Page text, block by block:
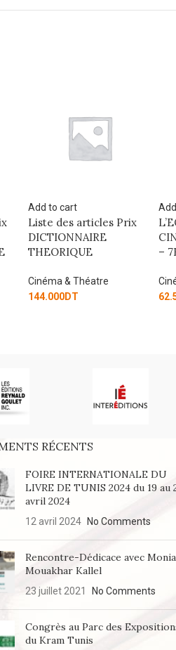
Add to cart
L’ECONOMIE DU
CINEMA EN 50 FICHES
– 7E ED
Cinéma & Théatre
62.550DT
RÉCENTS
FOIRE INTERNATIONALE DU
LIVRE DE TUNIS 2024 du 19 au
avril 2024
12 avril 2024 No Comments
Rencontre-Dédicace avec Monia
Mouakhar Kallel
23 juillet 2021 No Comments
Congrès au Parc des
du Kram Tunis